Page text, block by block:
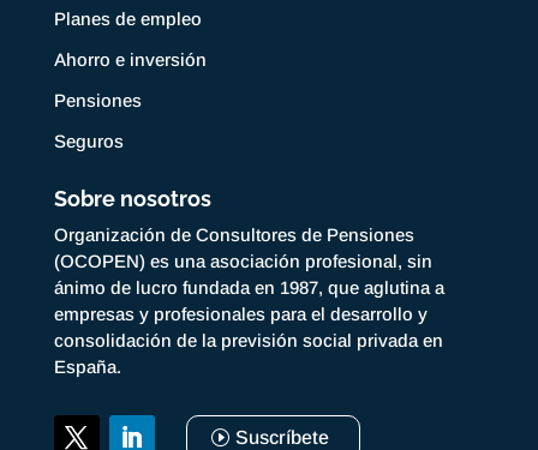
Planes de empleo
Ahorro e inversión
Pensiones
Seguros
Sobre nosotros
Organización de Consultores de Pensiones
(OCOPEN) es una asociación profesional, sin
ánimo de lucro fundada en 1987, que aglutina a
empresas y profesionales para el desarrollo y
consolidación de la previsión social privada en
España.
Suscríbete